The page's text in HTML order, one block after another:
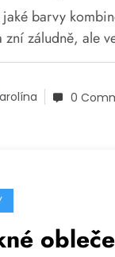
jaké barvy
zní záludně, ale
0